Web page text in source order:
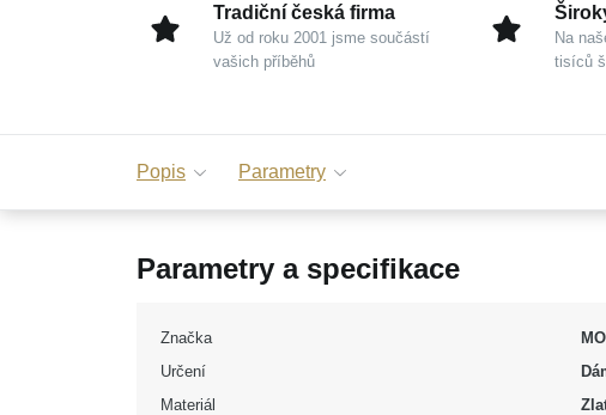
Tradiční česká firma
Už od roku 2001 jsme součástí
vašich příběhů
Na
tisíců
Popis Parametry
Parametry a specifikace
Značka
Určení
Materiál